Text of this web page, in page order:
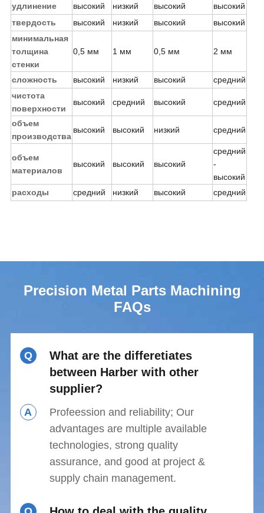
удлинение высокий низкий высокий
высокий
твердость
высокий низкий высокий
высокий
минимальная
толщина
стенки
0,5 мм 1 мм 0,5 мм 2 мм
сложность высокий низкий высокий
средний
чистота
поверхности
высокий средний высокий средний
объем
производства
высокий высокий низкий средний
объем
материалов
высокий высокий высокий
средний
-
высокий
расходы
средний низкий высокий средний
Precision Metal Parts Machining
FAQs
Q
What are the differetiates
between Harber with other
supplier?
A
Profeession and reliability; Our
advantages are multiple available
technologies, strong quality
assurance, and good at project &
supply chain management.